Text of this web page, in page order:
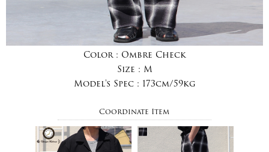
Color : Ombre Check
Size : M
Model's Spec : 173cm/59kg
Coordinate Item